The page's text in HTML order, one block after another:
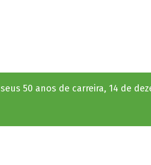
50 anos de carreira, 14 de